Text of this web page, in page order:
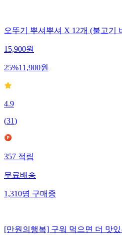
오뚜기 뿌셔뿌셔 X 12개 (불고기
15,900원
25%11,900원
4.9
(31)
357 적립
무료배송
1,310명 구매중
[만원의행복] 구워 먹으면 더 맛